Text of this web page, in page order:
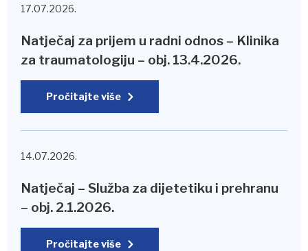
17.07.2026.
Natječaj za prijem u radni odnos – Klinika
za traumatologiju – obj. 13.4.2026.
Pročitajte više
14.07.2026.
Natječaj – Služba za dijetetiku i prehranu
– obj. 2.1.2026.
Pročitajte više